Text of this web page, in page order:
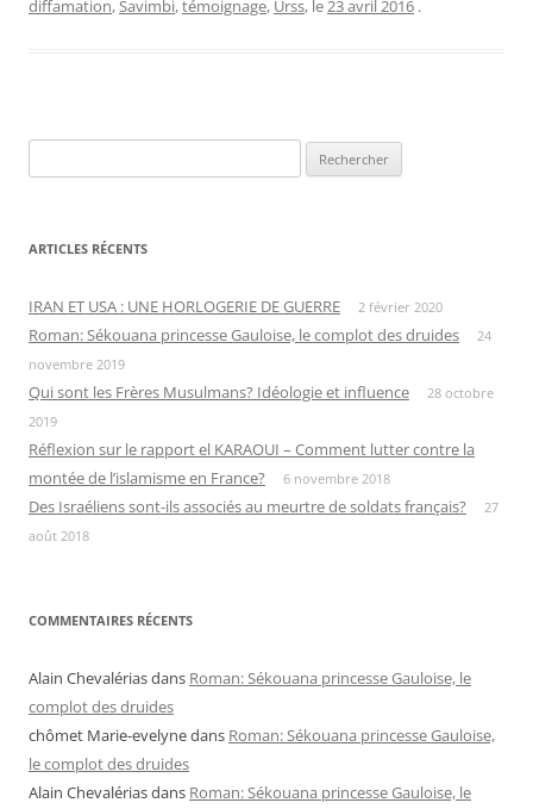
diffamation,Savimbi,témoignage, Urss, le23 avril 2016 .
ARTICLES RÉCENTS
IRAN ET USA : UNE HORLOGERIE DE GUERRE 2 février 2020
Roman: Sékouana princesse Gauloise, le complot des druides
24
novembre 2019
Qui sont les Frères Musulmans? Idéologie et influence
28 octobre
2019
Réflexion sur le rapport el KARAOUI – Comment lutter contre la
montée de l’islamisme en France?
6 novembre 2018
Des Israéliens sont-ils associés au meurtre de soldats français?
27
août 2018
COMMENTAIRES RÉCENTS
Alain Chevalériasdans Roman: Sékouana princesse Gauloise, le
complot des druides
chômet Marie-evelynedans Roman: Sékouana princesse Gauloise,
le complot des druides
Alain Chevalériasdans Roman: Sékouana princesse Gauloise, le